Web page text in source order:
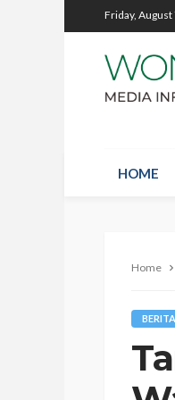
Friday, August
HOME
Home
BERITA